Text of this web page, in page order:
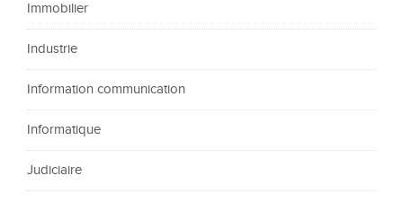
Immobilier
Industrie
Information communication
Informatique
Judiciaire